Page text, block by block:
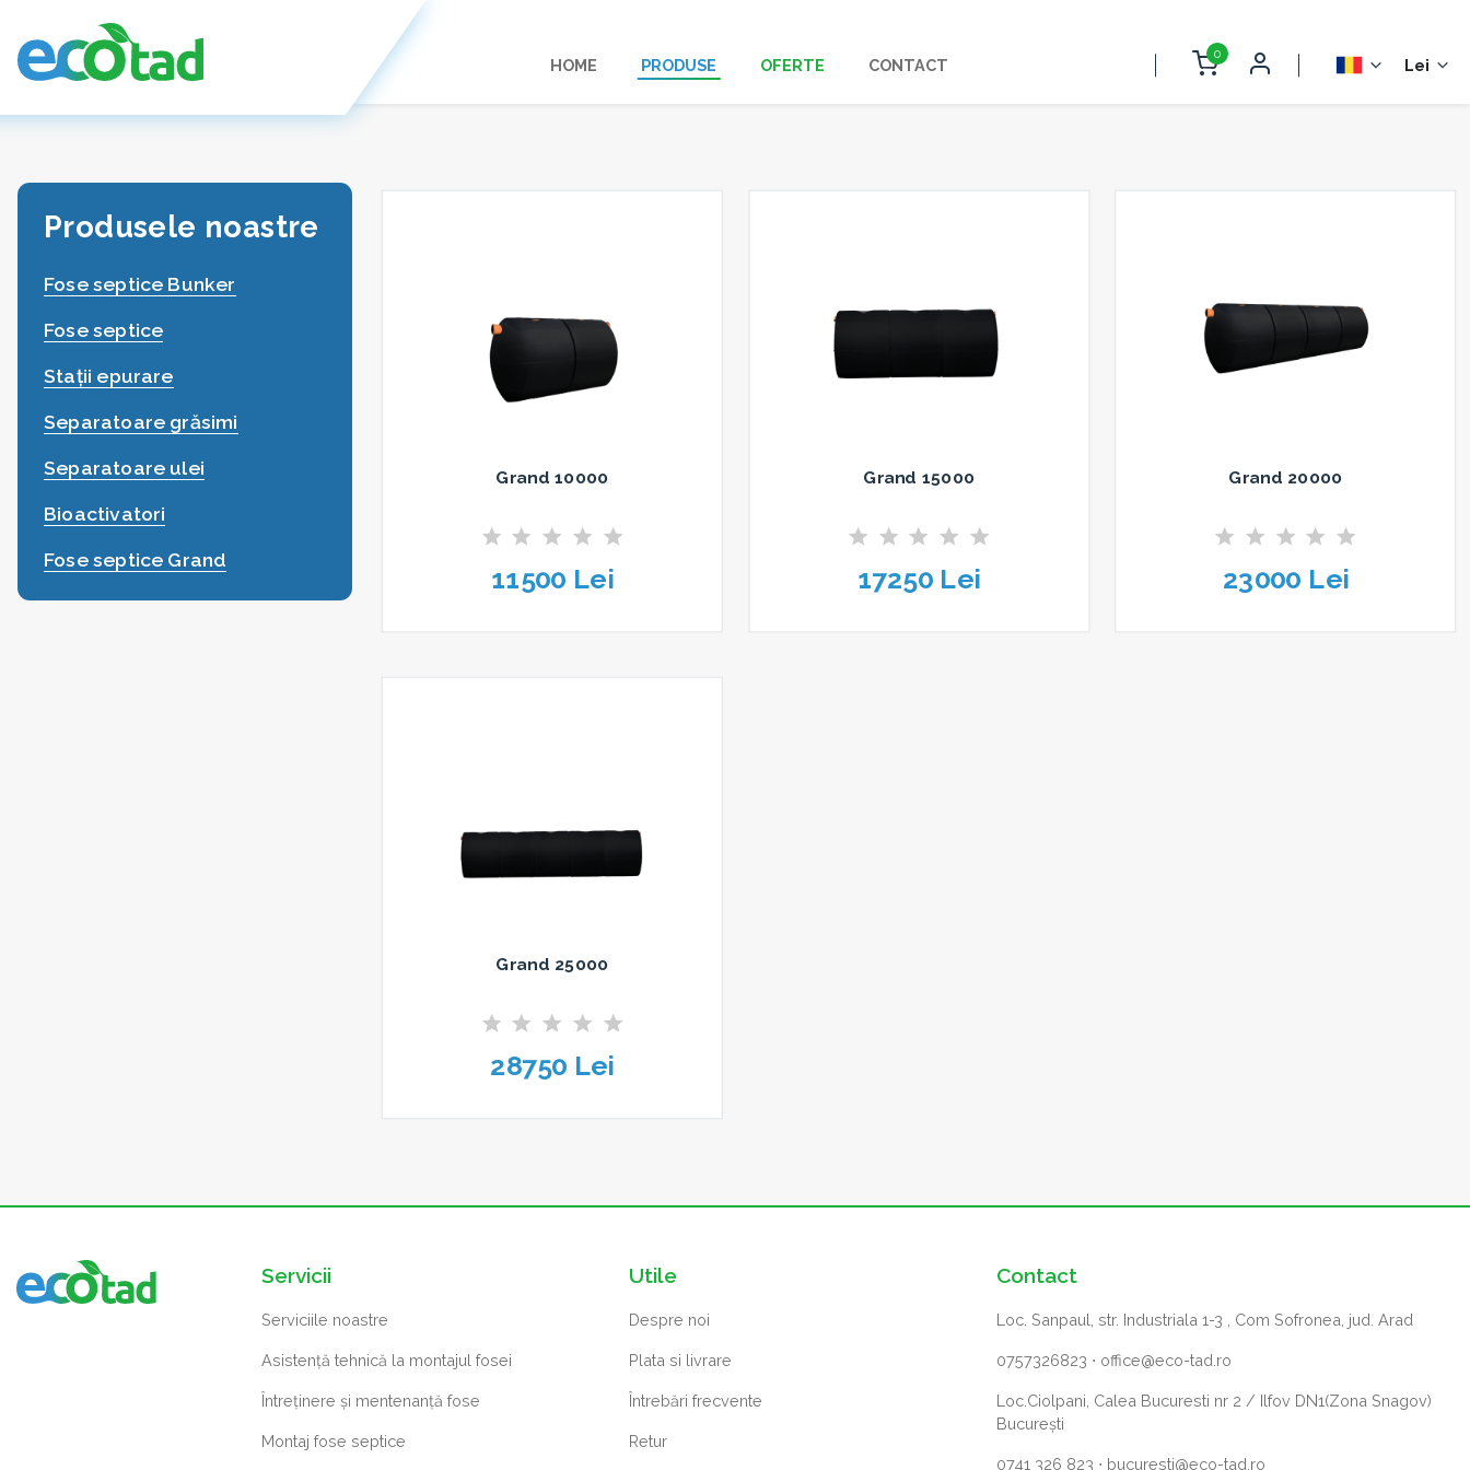
HOME PRODUSE OFERTE CONTACT
0
Lei
Produsele noastre
Fose septice Bunker
Fose septice
Stații epurare
Separatoare grăsimi
Separatoare ulei
Bioactivatori
Fose septice Grand
Grand 10000
11500 Lei
Grand 15000
17250 Lei
Grand 20000
23000 Lei
Grand 25000
28750 Lei
Servicii
Serviciile noastre
Asistență tehnică la montajul fosei
Întreținere și mentenanță fose
Montaj fose septice
Utile
Despre noi
Plata si livrare
Întrebări frecvente
Retur
Contact
Loc. Sanpaul, str. Industriala 1-3 , Com Sofronea, jud. Arad
0757326823 ⋅ office@eco-tad.ro
Loc.Ciolpani, Calea Bucuresti nr 2 / Ilfov DN1(Zona Snagov)
București
0741 326 823 ⋅ bucuresti@eco-tad.ro